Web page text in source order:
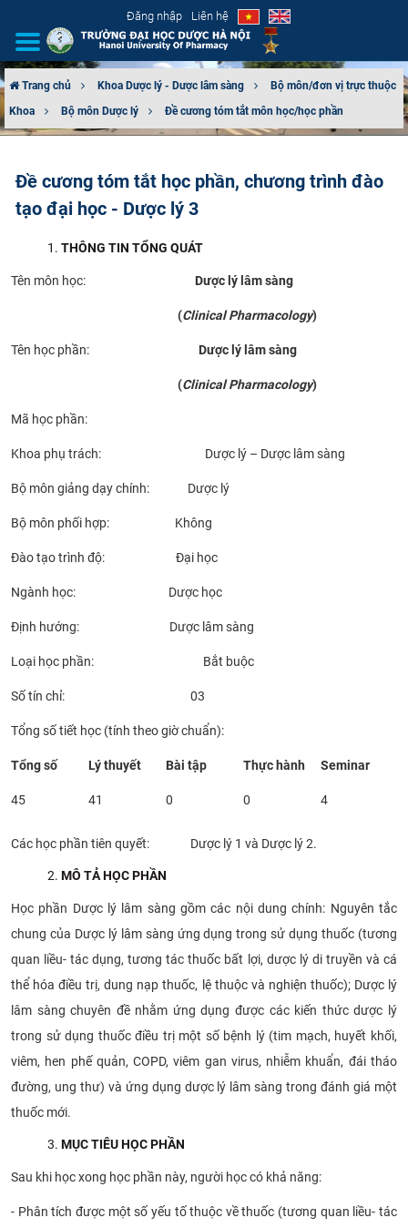
Đăng nhập Liên hệ
GIỚI THIỆU
TUYỂN SINH
ĐÀO TẠO
KHOA HỌC CÔNG NGHỆ
CỰU NGƯỜI HỌC
Trang chủ Khoa Dược lý - Dược lâm sàng
Bộ môn/đơn vị trực thuộc
Khoa
Bộ môn Dược lý Đề cương tóm tắt môn học/học phần
Đề cương tóm tắt học phần, chương trình đào
tạo đại học - Dược lý 3
THÔNG TIN TỔNG QUÁT
Tên môn học: Dược lý lâm sàng
(Clinical Pharmacology)
Tên học phần: Dược lý lâm sàng
(Clinical Pharmacology)
Mã học phần:
Khoa phụ trách: Dược lý – Dược lâm sàng
Bộ môn giảng dạy chính: Dược lý
Bộ môn phối hợp: Không
Đào tạo trình độ: Đại học
Ngành học: Dược học
Định hướng: Dược lâm sàng
Loại học phần: Bắt buộc
Số tín chỉ: 03
Tổng số tiết học (tính theo giờ chuẩn):
Tổng số Lý thuyết Bài tập Thực hành Seminar
45 41 0 0 4
Các học phần tiên quyết: Dược lý 1 và Dược lý 2.
MÔ TẢ HỌC PHẦN
Học phần Dược lý lâm sàng gồm các nội dung chính: Nguyên tắc
chung của Dược lý lâm sàng ứng dụng trong sử dụng thuốc (tương
quan liều- tác dụng, tương tác thuốc bất lợi, dược lý di truyền và cá
thể hóa điều trị, dung nạp thuốc, lệ thuộc và nghiện thuốc); Dược lý
lâm sàng chuyên đề nhằm ứng dụng được các kiến thức dược lý
trong sử dụng thuốc điều trị một số bệnh lý (tim mạch, huyết khối,
viêm, hen phế quản, COPD, viêm gan virus, nhiễm khuẩn, đái tháo
đường, ung thư) và ứng dụng dược lý lâm sàng trong đánh giá một
thuốc mới.
MỤC TIÊU HỌC PHẦN
Sau khi học xong học phần này, người học có khả năng:
- Phân tích được một số yếu tố thuộc về thuốc (tương quan liều- tác